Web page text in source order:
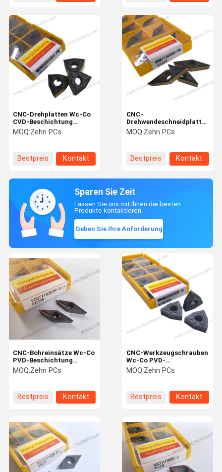
CNC-Drehplatten Wc-Co
CVD-Beschichtung
WNMG080404-PM HY029
Stähle
MOQ:Zehn PCs
Bestpreis Kontakt
CNC-
Drehwendeschneidplatten
Wc-Co CVD-
Beschichtung
MOQ:Zehn PCs
Bestpreis Kontakt
Sparen Sie Zeit
Lassen Sie uns mit Ihnen die besten
Produkte kontaktieren.
Geben Sie Ihre Anforderung
CNC-Werkzeugschrauben
Wc-Co PVD-
Beschichtung
WNMG080408-SL
MOQ:Zehn PCs
Bestpreis Kontakt
CNC-Bohreinsätze Wc-Co
PVD-Beschichtung
VCGT110302R-Y
HYC508, geeignet für die
und Gussmaterialien
MOQ:Zehn PCs
Bestpreis Kontakt